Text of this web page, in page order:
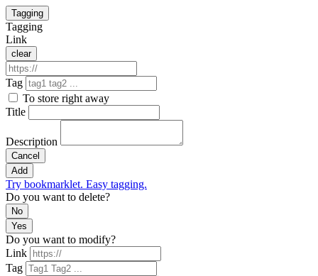
Tagging
Tagging
Link
clear
Tag
To store right away
Title
Description
Cancel
Add
Try bookmarklet. Easy tagging.
Do you want to delete?
No
Yes
Do you want to modify?
Link
Tag